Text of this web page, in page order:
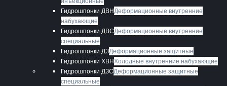
Гидрошпонки ДВНДеформационные внутренние
набухающие
Гидрошпонки ДВСДеформационные внутренние
специальные
Гидрошпонки ДЗДеформационные защитные
Гидрошпонки ХВНХолодные внутренние набухающие
Гидрошпонки ДЗСДеформационные защитные
специальные